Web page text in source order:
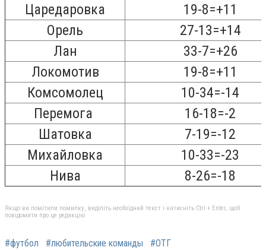
Царедаровка
19-8=+11
Орель
27-13=+14
Лан
33-7=+26
Локомотив
19-8=+11
Комсомолец
10-34=-14
Перемога
16-18=-2
Шатовка
7-19=-12
Михайловка
10-33=-23
Нива
8-26=-18
Якщо ви помітили помилку, виділіть необхідний текст і натисніть Ctrl + Enter, щоб
повідомити про це редакцію
#футбол #любительские команды #ОТГ